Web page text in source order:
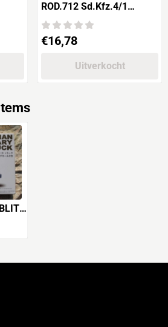
Issue
ROD.712 Sd.Kfz.4/1
(15cm) Panzerwerfer 42
Prijs: 16,78
€16,78
Uitverkocht